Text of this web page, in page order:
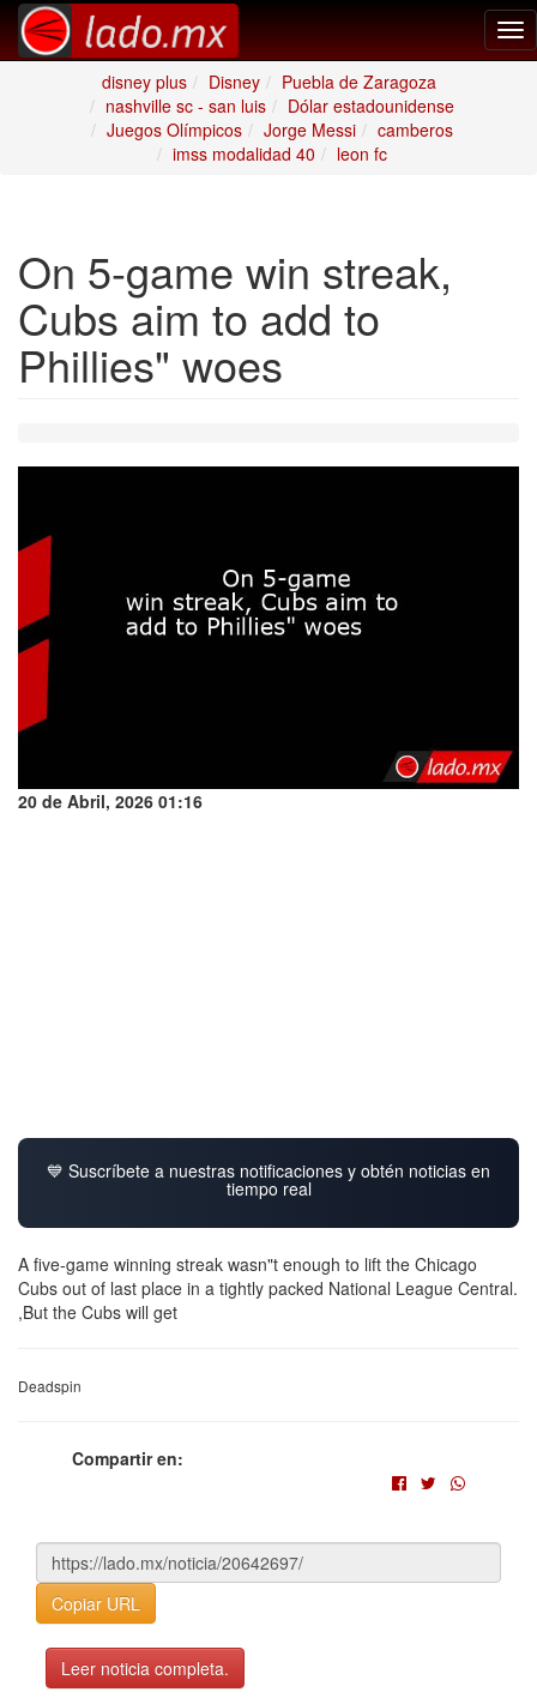
disney plus
Disney
Puebla de Zaragoza
nashville sc - san luis
Dólar estadounidense
Juegos Olímpicos
Jorge Messi
camberos
imss modalidad 40
leon fc
On 5-game win streak,
Cubs aim to add to
Phillies" woes
20 de Abril, 2026 01:16
💙 Suscríbete a nuestras notificaciones y obtén noticias en
tiempo real
A five-game winning streak wasn"t enough to lift the Chicago
Cubs out of last place in a tightly packed National League Central.
,But the Cubs will get
Deadspin
Compartir en:
Copiar URL
Leer noticia completa.